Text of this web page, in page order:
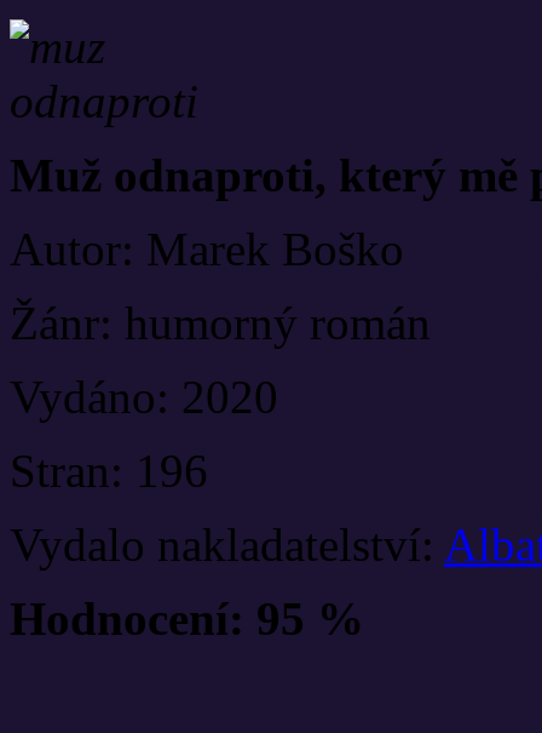
Muž odnaproti, který mě
Autor: Marek Boško
Žánr: humorný román
Vydáno: 2020
Stran: 196
Vydalo nakladatelství:
Hodnocení: 95 %